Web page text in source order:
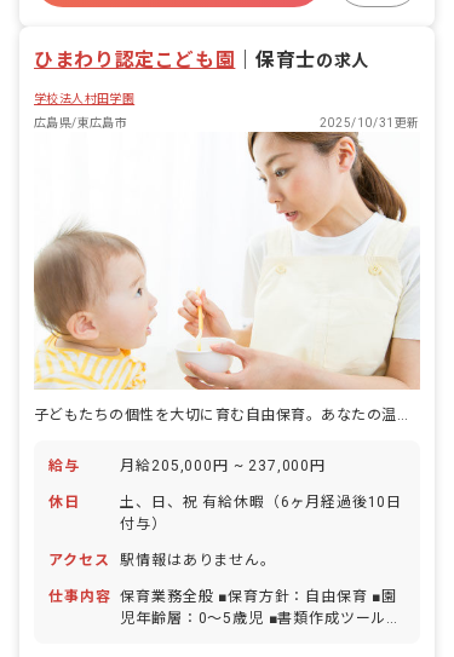
ひまわり認定こども園 ｜保育士の求人
学校法人村田学園
広島県/東広島市
2025/10/31更新
給与 月給205,000円 ~ 237,000円
休日
土、日、祝 有給休暇（6ヶ月経過後10日
付与）
アクセス 駅情報はありません。
仕事内容 保育業務全般 ■保育方針：自由保育 ■園
児年齢層：0～5歳児 ■書類作成ツール導